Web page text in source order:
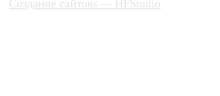
Создание сайтовs — HFStudio